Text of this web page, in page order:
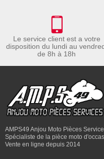
Le service client est a votre
disposition du lundi au
de 8h à 18h
AMPS49 Anjou Moto Pièces
Spécialiste de la pièce moto
Vente en ligne depuis 2014